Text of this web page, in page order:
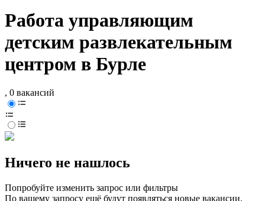
Работа управляющим
детским развлекательным
центром в Бурле
, 0 вакансий
Ничего не нашлось
Попробуйте изменить запрос или фильтры
По вашему запросу ещё будут появляться новые вакансии.